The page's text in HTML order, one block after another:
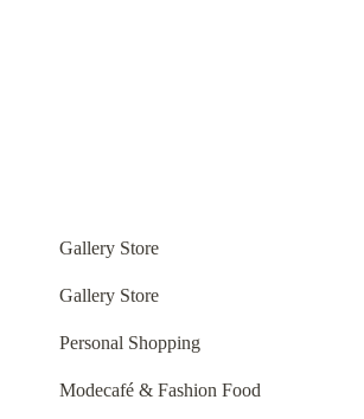
Gallery Store
Gallery Store
Personal Shopping
Modecafé & Fashion Food